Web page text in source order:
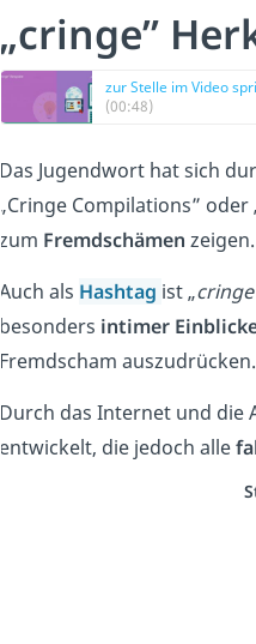
„cringe”
zur Stelle im Video
(00:48)
Das Jugendwort hat sich
„Cringe Compilations”
zum Fremdschämen zeigen.
Auch als Hashtag ist „
besonders intimer
Fremdscham auszudrücken.
Durch das Internet und die
entwickelt, die jedoch alle